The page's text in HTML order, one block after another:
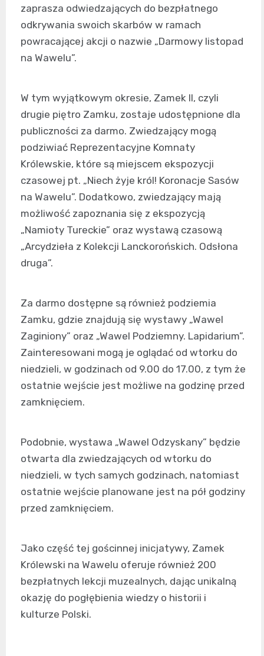
zaprasza odwiedzających do bezpłatnego
odkrywania swoich skarbów w ramach
powracającej akcji o nazwie „Darmowy listopad
na Wawelu”.
W tym wyjątkowym okresie, Zamek II, czyli
drugie piętro Zamku, zostaje udostępnione dla
publiczności za darmo. Zwiedzający mogą
podziwiać Reprezentacyjne Komnaty
Królewskie, które są miejscem ekspozycji
czasowej pt. „Niech żyje król! Koronacje Sasów
na Wawelu”. Dodatkowo, zwiedzający mają
możliwość zapoznania się z ekspozycją
„Namioty Tureckie” oraz wystawą czasową
„Arcydzieła z Kolekcji Lanckorońskich. Odsłona
druga”.
Za darmo dostępne są również podziemia
Zamku, gdzie znajdują się wystawy „Wawel
Zaginiony” oraz „Wawel Podziemny. Lapidarium”.
Zainteresowani mogą je oglądać od wtorku do
niedzieli, w godzinach od 9.00 do 17.00, z tym że
ostatnie wejście jest możliwe na godzinę przed
zamknięciem.
Podobnie, wystawa „Wawel Odzyskany” będzie
otwarta dla zwiedzających od wtorku do
niedzieli, w tych samych godzinach, natomiast
ostatnie wejście planowane jest na pół godziny
przed zamknięciem.
Jako część tej gościnnej inicjatywy, Zamek
Królewski na Wawelu oferuje również 200
bezpłatnych lekcji muzealnych, dając unikalną
okazję do pogłębienia wiedzy o historii i
kulturze Polski.